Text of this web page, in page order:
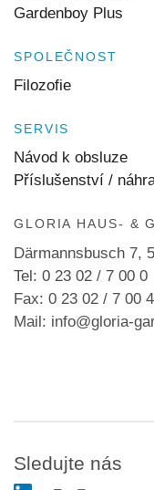
Gardenboy Plus
SPOLEČNOST
Filozofie
SERVIS
Návod k obsluze
Příslušenství /
GLORIA HAUS- &
Därmannsbusch 7,
Tel: 0 23 02 / 7 00 0
Fax: 0 23 02 / 7 00
Mail: info@gloria-
Sledujte nás